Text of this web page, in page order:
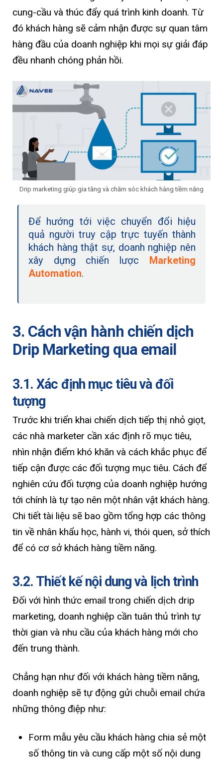
cung-cầu và thúc đẩy quá trình kinh doanh. Từ
đó khách hàng sẽ cảm nhận được sự quan tâm
hàng đầu của doanh nghiệp khi mọi sự giải đáp
đều nhanh chóng phản hồi.
Drip marketing giúp gia tăng và chăm sóc khách hàng tiềm năng
Để hướng tới việc chuyển đổi hiệu
quả người truy cập trực tuyến thành
khách hàng thật sự, doanh nghiệp nên
xây dựng chiến lược Marketing
Automation.
3. Cách vận hành chiến dịch
Drip Marketing qua email
3.1. Xác định mục tiêu và đối
tượng
Trước khi triển khai chiến dịch tiếp thị nhỏ giọt,
các nhà marketer cần xác định rõ mục tiêu,
nhìn nhận điểm khó khăn và cách khắc phục để
tiếp cận được các đối tượng mục tiêu. Cách để
nghiên cứu đối tượng của doanh nghiệp hướng
tới chính là tự tạo nên một nhân vật khách hàng.
Chi tiết tài liệu sẽ bao gồm tổng hợp các thông
tin về nhân khẩu học, hành vi, thói quen, sở thích
để có cơ sở khách hàng tiềm năng.
3.2. Thiết kế nội dung và lịch trình
Đối với hình thức email trong chiến dịch drip
marketing, doanh nghiệp cần tuân thủ trình tự
thời gian và nhu cầu của khách hàng mới cho
đến trung thành.
Chẳng hạn như đối với khách hàng tiềm năng,
doanh nghiệp sẽ tự động gửi chuỗi email chứa
những thông điệp như:
Form mẫu yêu cầu khách hàng chia sẻ một
số thông tin và cung cấp một số nội dung